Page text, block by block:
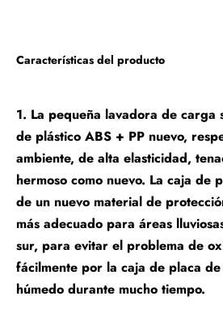
Características del producto
1. La pequeña lavadora de carga
de plástico ABS + PP nuevo,
ambiente, de alta elasticidad,
hermoso como nuevo. La caja de
de un nuevo material de
más adecuado para áreas
sur, para evitar el problema de
fácilmente por la caja de placa
húmedo durante mucho tiempo.